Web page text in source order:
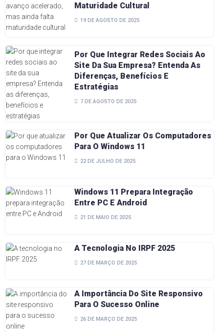
Maturidade Cultural
19 DE AGOSTO DE 2025
Por Que Integrar Redes Sociais Ao
Site Da Sua Empresa? Entenda As
Diferenças, Benefícios E
Estratégias
7 DE AGOSTO DE 2025
Por Que Atualizar Os Computadores
Para O Windows 11
22 DE JULHO DE 2025
Windows 11 Prepara Integração
Entre PC E Android
21 DE MAIO DE 2025
A Tecnologia No IRPF 2025
27 DE MARÇO DE 2025
A Importância Do Site Responsivo
Para O Sucesso Online
26 DE MARÇO DE 2025